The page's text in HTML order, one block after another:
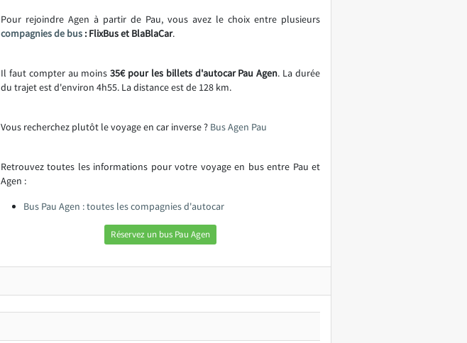
Pour rejoindre Agen à partir de Pau, vous avez le choix entre plusieurs
compagnies de bus : FlixBus et BlaBlaCar.
Il faut compter au moins35€ pour les billets d'autocar Pau Agen. La durée
du trajet est d'environ 4h55. La distance est de 128 km.
Vous recherchez plutôt le voyage en car inverse ? Bus Agen Pau
Retrouvez toutes les informations pour votre voyage en bus entre Pau et
Agen :
Bus Pau Agen : toutes les compagnies d'autocar
Réservez un bus Pau Agen